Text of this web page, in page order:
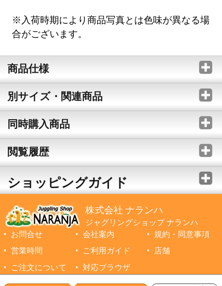
※入荷時期により商品写真とは色味が異なる場
合がございます。
商品仕様
別サイズ・関連商品
同時購入商品
閲覧履歴
ショッピングガイド
株式会社 ナランハ
ジャグリングショップ ナランハ
お問合せ
会社案内
規約・同意事項
営業時間
ご利用ガイド
店舗
ご注文について
対応ブラウザ
©1999-2026 NARANJA Inc. All Rights Reserved.